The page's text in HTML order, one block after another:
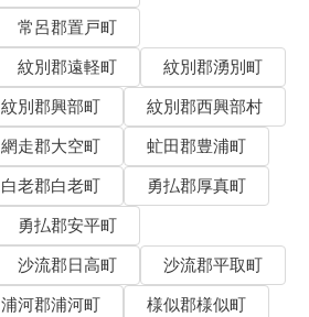
常呂郡置戸町
紋別郡遠軽町
紋別郡湧別町
紋別郡興部町
紋別郡西興部村
網走郡大空町
虻田郡豊浦町
白老郡白老町
勇払郡厚真町
勇払郡安平町
沙流郡日高町
沙流郡平取町
浦河郡浦河町
様似郡様似町